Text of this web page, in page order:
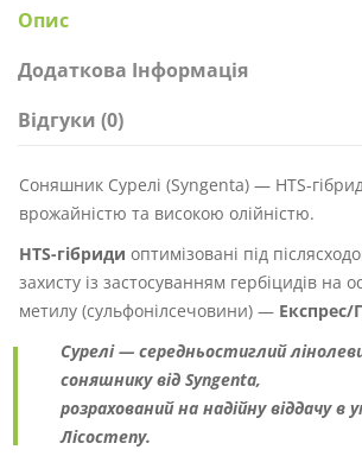
Опис
Додаткова Інформація
Відгуки (0)
Соняшник Сурелі (Syngenta) — HTS-
врожайністю та високою олійністю.
HTS-гібриди оптимізовані під
захисту із застосуванням гербіцидів на
метилу (сульфонілсечовини) — Експрес/
Сурелі — середньостиглий
соняшнику від Syngenta,
розрахований на надійну віддачу
Лісостепу.